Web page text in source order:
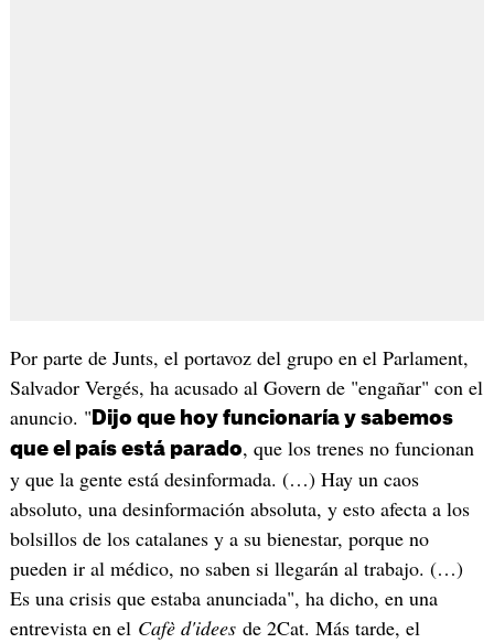
Por parte de Junts, el portavoz del grupo en el Parlament,
Salvador Vergés, ha acusado al Govern de "engañar" con el
anuncio. " Dijo que hoy funcionaría y sabemos
que el país está parado, que los trenes no funcionan
y que la gente está desinformada. (…) Hay un caos
absoluto, una desinformación absoluta, y esto afecta a los
bolsillos de los catalanes y a su bienestar, porque no
pueden ir al médico, no saben si llegarán al trabajo. (…)
Es una crisis que estaba anunciada", ha dicho, en una
entrevista en el Cafè d'ideesde 2Cat. Más tarde, el